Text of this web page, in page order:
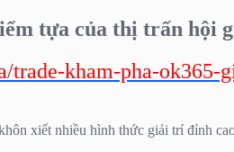
tựa của thị trấn hội
trade-kham-pha-ok365-